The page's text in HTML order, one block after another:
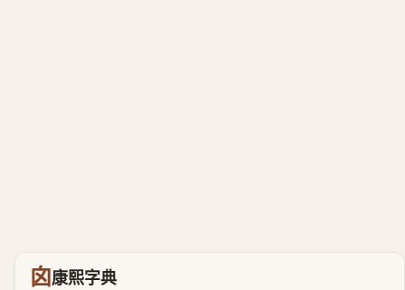
囟 康熙字典